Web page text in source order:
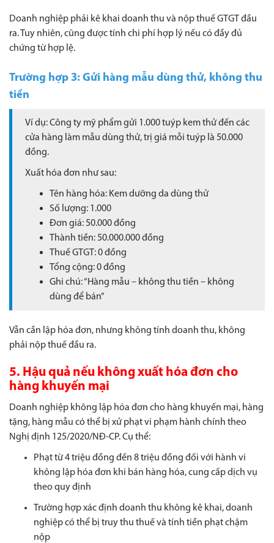
Doanh nghiệp phải kê khai doanh thu và nộp thuế GTGT đầu
ra. Tuy nhiên, cũng được tính chi phí hợp lý nếu có đầy đủ
chứng từ hợp lệ.
Trường hợp 3: Gửi hàng mẫu dùng thử, không thu
tiền
Ví dụ: Công ty mỹ phẩm gửi 1.000 tuýp kem thử đến các
cửa hàng làm mẫu dùng thử, trị giá mỗi tuýp là 50.000
đồng.
Xuất hóa đơn như sau:
Tên hàng hóa: Kem dưỡng da dùng thử
Số lượng: 1.000
Đơn giá: 50.000 đồng
Thành tiền: 50.000.000 đồng
Thuế GTGT: 0 đồng
Tổng cộng: 0 đồng
Ghi chú: “Hàng mẫu – không thu tiền – không
dùng để bán”
Vẫn cần lập hóa đơn, nhưng không tính doanh thu, không
phải nộp thuế đầu ra.
5. Hậu quả nếu không xuất hóa đơn cho
hàng khuyến mại
Doanh nghiệp không lập hóa đơn cho hàng khuyến mại, hàng
tặng, hàng mẫu có thể bị xử phạt vi phạm hành chính theo
Nghị định 125/2020/NĐ-CP. Cụ thể:
Phạt từ 4 triệu đồng đến 8 triệu đồng đối với hành vi
không lập hóa đơn khi bán hàng hóa, cung cấp dịch vụ
theo quy định
Trường hợp xác định doanh thu không kê khai, doanh
nghiệp có thể bị truy thu thuế và tính tiền phạt chậm
nộp